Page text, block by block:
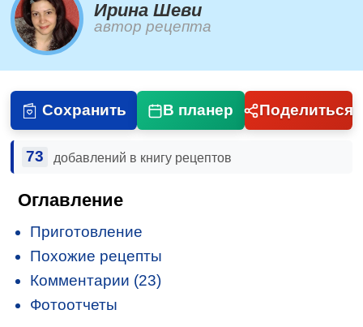
Ирина Шеви
автор рецепта
Сохранить В планер Поделиться
73 добавлений в книгу рецептов
Оглавление
Приготовление
Похожие рецепты
Комментарии (23)
Фотоотчеты